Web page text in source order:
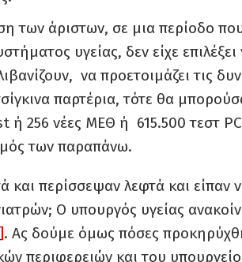
των άριστων, σε μια περίοδο
υγείας, δεν είχε
να προετοιμάζει τις
παρτέρια, τότε θα
ή 256 νέες ΜΕΘ ή 615.500 τεστ
των παραπάνω.
περίσσεψαν λεφτά και είπαν
Ο υπουργός υγείας
. Ας δούμε όμως πόσες
περιφερειών και του